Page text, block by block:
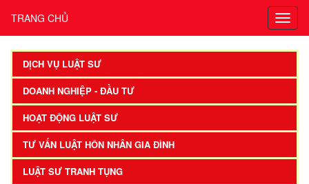
TRANG CHỦ
DỊCH VỤ LUẬT SƯ
DOANH NGHIỆP - ĐẦU TƯ
HOẠT ĐỘNG LUẬT SƯ
TƯ VẤN LUẬT HÔN NHÂN GIA ĐÌNH
LUẬT SƯ TRANH TỤNG